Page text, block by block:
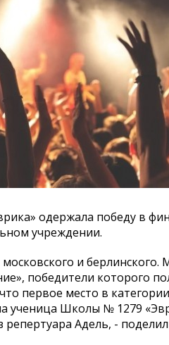
одержала победу в
учреждении.
и
победители которого
первое место в
ученица Школы № 1279
репертуара Адель, -